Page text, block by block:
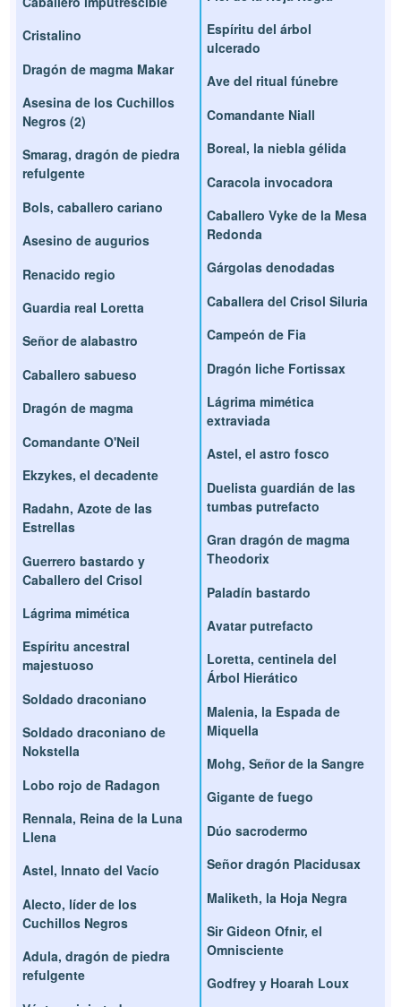
Cristalino
Dragón de magma Makar
Asesina de los Cuchillos
Negros (2)
Smarag, dragón de piedra
refulgente
Bols, caballero cariano
Asesino de augurios
Renacido regio
Guardia real Loretta
Señor de alabastro
Caballero sabueso
Dragón de magma
Comandante O'Neil
Ekzykes, el decadente
Radahn, Azote de las
Estrellas
Guerrero bastardo y
Caballero del Crisol
Lágrima mimética
Espíritu ancestral
majestuoso
Soldado draconiano
Soldado draconiano de
Nokstella
Lobo rojo de Radagon
Rennala, Reina de la Luna
Llena
Astel, Innato del Vacío
Alecto, líder de los
Cuchillos Negros
Adula, dragón de piedra
refulgente
Espíritu del árbol
ulcerado
Ave del ritual fúnebre
Comandante Niall
Boreal, la niebla gélida
Caracola invocadora
Caballero Vyke de la Mesa
Redonda
Gárgolas denodadas
Caballera del Crisol Siluria
Campeón de Fia
Dragón liche Fortissax
Lágrima mimética
extraviada
Astel, el astro fosco
Duelista guardián de las
tumbas putrefacto
Gran dragón de magma
Theodorix
Paladín bastardo
Avatar putrefacto
Loretta, centinela del
Árbol Hierático
Malenia, la Espada de
Miquella
Mohg, Señor de la Sangre
Gigante de fuego
Dúo sacrodermo
Señor dragón Placidusax
Maliketh, la Hoja Negra
Sir Gideon Ofnir, el
Omnisciente
Godfrey y Hoarah Loux